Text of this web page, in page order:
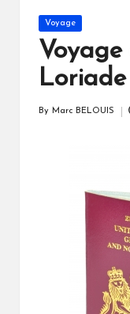
Posted
in
Voyage
By Marc BELOUIS